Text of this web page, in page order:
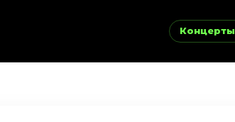
Концерты